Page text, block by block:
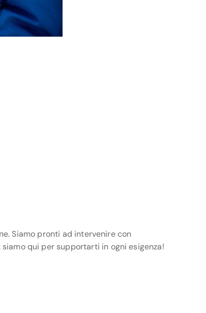
Siamo pronti ad intervenire con
siamo qui per supportarti in ogni esigenza!